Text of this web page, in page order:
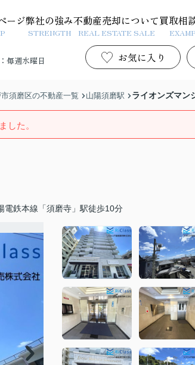
ージ弊社の強み
STRENGTH
不動産売却について
REAL ESTATE SALE
買取相
毎週水曜日 お気に入り
市須磨区の不動産一覧 山陽須磨駅 ライオンズマン
した。
電鉄本線「須磨寺」駅徒歩10分